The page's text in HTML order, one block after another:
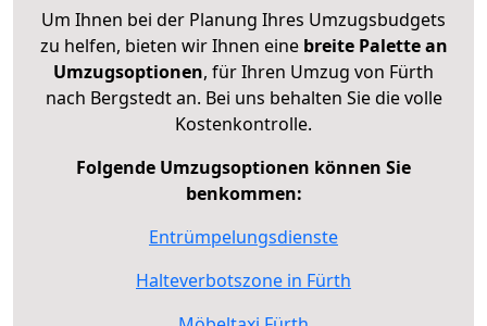
Um Ihnen bei der Planung Ihres Umzugsbudgets
zu helfen, bieten wir Ihnen eine breite Palette an
Umzugsoptionen, für Ihren Umzug von Fürth
nach Bergstedt an. Bei uns behalten Sie die volle
Kostenkontrolle.
Folgende Umzugsoptionen können Sie
benkommen:
Entrümpelungsdienste
Halteverbotszone in Fürth